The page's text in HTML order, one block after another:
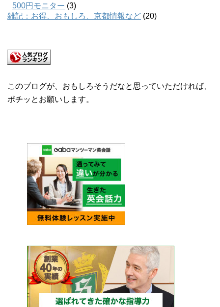
500円モニター (3)
雑記：お得、おもしろ、京都情報など (20)
このブログが、おもしろそうだなと思っていただければ、
ポチッとお願いします。